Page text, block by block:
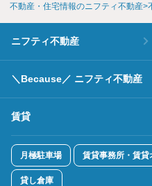
不動産・住宅情報のニフティ不動産
ニフティ不動産
＼Because／ ニフティ不動産
賃貸
月極駐車場 賃貸事務所・賃貸
貸し倉庫